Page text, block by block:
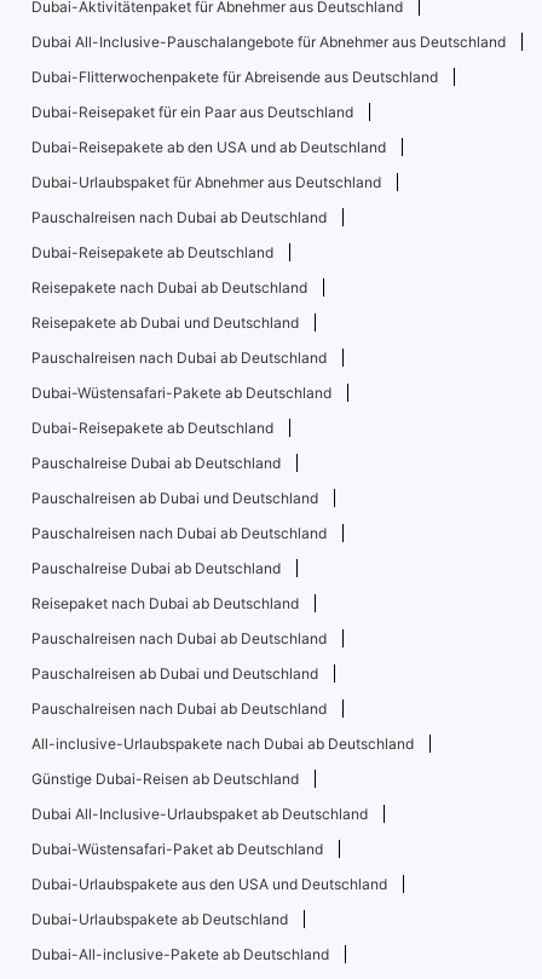
Dubai-Aktivitätenpaket für Abnehmer aus Deutschland
Dubai All-Inclusive-Pauschalangebote für Abnehmer aus Deutschland
Dubai-Flitterwochenpakete für Abreisende aus Deutschland
Dubai-Reisepaket für ein Paar aus Deutschland
Dubai-Reisepakete ab den USA und ab Deutschland
Dubai-Urlaubspaket für Abnehmer aus Deutschland
Pauschalreisen nach Dubai ab Deutschland
Dubai-Reisepakete ab Deutschland
Reisepakete nach Dubai ab Deutschland
Reisepakete ab Dubai und Deutschland
Pauschalreisen nach Dubai ab Deutschland
Dubai-Wüstensafari-Pakete ab Deutschland
Dubai-Reisepakete ab Deutschland
Pauschalreise Dubai ab Deutschland
Pauschalreisen ab Dubai und Deutschland
Pauschalreisen nach Dubai ab Deutschland
Pauschalreise Dubai ab Deutschland
Reisepaket nach Dubai ab Deutschland
Pauschalreisen nach Dubai ab Deutschland
Pauschalreisen ab Dubai und Deutschland
Pauschalreisen nach Dubai ab Deutschland
All-inclusive-Urlaubspakete nach Dubai ab Deutschland
Günstige Dubai-Reisen ab Deutschland
Dubai All-Inclusive-Urlaubspaket ab Deutschland
Dubai-Wüstensafari-Paket ab Deutschland
Dubai-Urlaubspakete aus den USA und Deutschland
Dubai-Urlaubspakete ab Deutschland
Dubai-All-inclusive-Pakete ab Deutschland